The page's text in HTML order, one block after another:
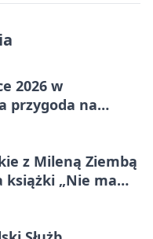
2026 w
przygoda na
z Mileną Ziembą
książki „Nie mam